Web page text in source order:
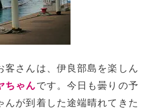
客さんは、伊良部島を楽しん
ちゃんです。今日も曇りの予
んが到着した途端晴れてきた